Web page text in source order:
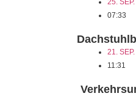
25.
07:33
21.
11:31